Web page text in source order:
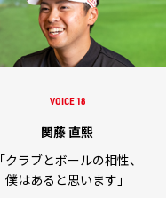
VOICE 18
関藤 直熙
「クラブとボールの相性、
僕はあると思います」